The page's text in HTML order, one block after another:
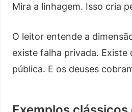
Mira a linhagem. Isso cria
O leitor entende a
existe falha privada. Existe
pública. E os deuses